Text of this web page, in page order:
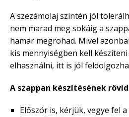
A szezámolaj szintén jól
nem marad meg sokáig a
hamar megrohad. Mivel
kis mennyiségben kell
elhasználni, itt is jól
A szappan készítésének
Először is, kérjük, vegye fel